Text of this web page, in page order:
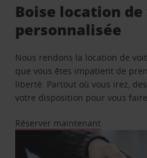
Boise location
personnalisée
Nous rendons la location de
que vous êtes impatient de
liberté. Partout où vous irez,
votre disposition pour vous
Réserver maintenant